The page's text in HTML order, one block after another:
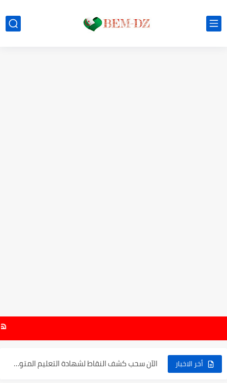
هام :
أخر الاخبار
الإعلان عن نتائج بكالوريا 2025 في الجزائر يوم 20...
الآن سحب كشف النقاط لشهادة التعليم المتوسط 2025